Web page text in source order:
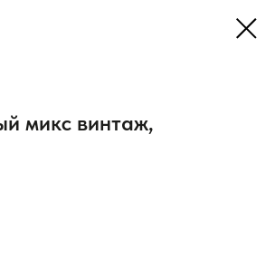
микс винтаж,